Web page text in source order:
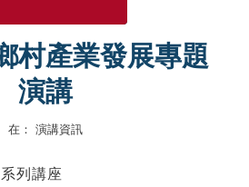
村產業發展專題
演講
在： 演講資訊
列講座